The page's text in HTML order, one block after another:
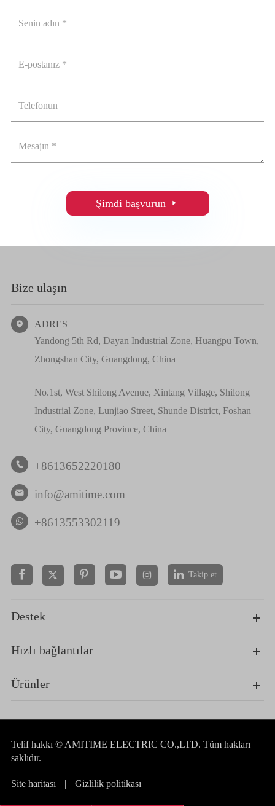
Şimdi başvurun 
Bize ulaşın

ADRES
Yandong 5th Rd, Dayan Industrial Zone, Huangpu Town,
Zhongshan City, Guangdong, China
No.1st, West Shilong Avenue, Xintang Village, Shilong
Industrial Zone, Lunjiao Street, Shunde District, Foshan
City, Guangdong Province, China
 +8613652220180
 info@amitime.com
+8613553302119
  Takip et
Destek
Hızlı bağlantılar
Ürünler
Telif hakkı © AMITIME ELECTRIC CO.,LTD. Tüm hakları
saklıdır.
Site haritası | Gizlilik politikası